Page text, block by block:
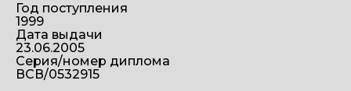
Год поступления
1999
Дата выдачи
23.06.2005
Серия/номер диплома
ВСВ/0532915